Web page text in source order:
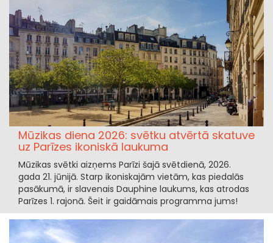
Mūzikas diena 2026: svētku atvērtā skatuve
uz Parīzes ikoniskā laukuma
Mūzikas svētki aizņems Parīzi šajā svētdienā, 2026.
gada 21. jūnijā. Starp ikoniskajām vietām, kas piedalās
pasākumā, ir slavenais Dauphine laukums, kas atrodas
Parīzes 1. rajonā. Šeit ir gaidāmais programma jums!